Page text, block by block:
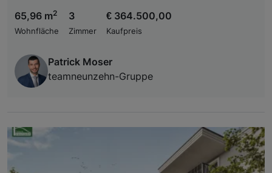
65,96 m2
Wohnfläche
3
Zimmer
€ 364.500,00
Kaufpreis
Patrick Moser
teamneunzehn-Gruppe